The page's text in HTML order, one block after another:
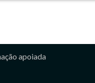
apoiada